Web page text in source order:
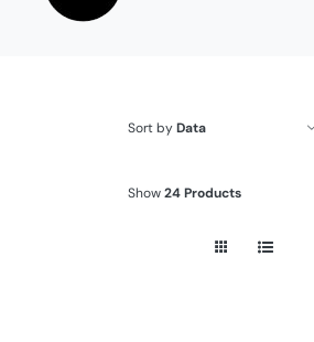
Sort byData
Show24 Products